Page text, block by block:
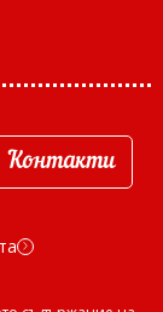
Контакти
d